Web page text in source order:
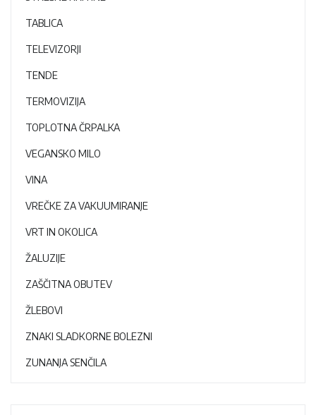
TABLICA
TELEVIZORJI
TENDE
TERMOVIZIJA
TOPLOTNA ČRPALKA
VEGANSKO MILO
VINA
VREČKE ZA VAKUUMIRANJE
VRT IN OKOLICA
ŽALUZIJE
ZAŠČITNA OBUTEV
ŽLEBOVI
ZNAKI SLADKORNE BOLEZNI
ZUNANJA SENČILA